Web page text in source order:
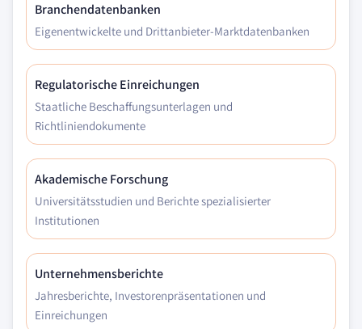
Branchendatenbanken
Eigenentwickelte und Drittanbieter-Marktdatenbanken
Regulatorische Einreichungen
Staatliche Beschaffungsunterlagen und
Richtliniendokumente
Akademische Forschung
Universitätsstudien und Berichte spezialisierter
Institutionen
Unternehmensberichte
Jahresberichte, Investorenpräsentationen und
Einreichungen